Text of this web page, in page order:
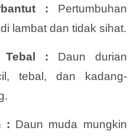
: Pertumbuhan
lambat dan tidak sihat.
Tebal : Daun durian
tebal, dan kadang-
: Daun muda mungkin